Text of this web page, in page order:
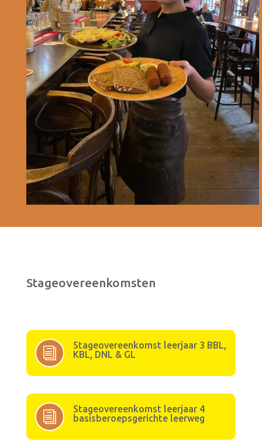
Stageovereenkomsten
i
Stageovereenkomst leerjaar 3 BBL,
KBL, DNL & GL
i
Stageovereenkomst leerjaar 4
basisberoepsgerichte leerweg